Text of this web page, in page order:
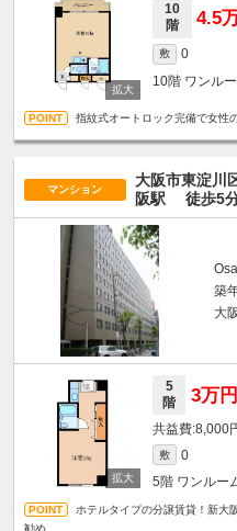
10
階
4.5
敷 0
10階 ワンル
指紋式オートロック完備で女性
マンション
大阪市東淀
阪駅
徒歩5
築
大
5
階
3万円
8,000
敷 0
5階 ワンルー
ホテルタイプの分譲賃貸！新大
勧め